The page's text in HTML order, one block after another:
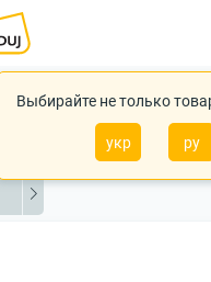
Выбирайте не только
укр ру
для инструментов
Лезвия для